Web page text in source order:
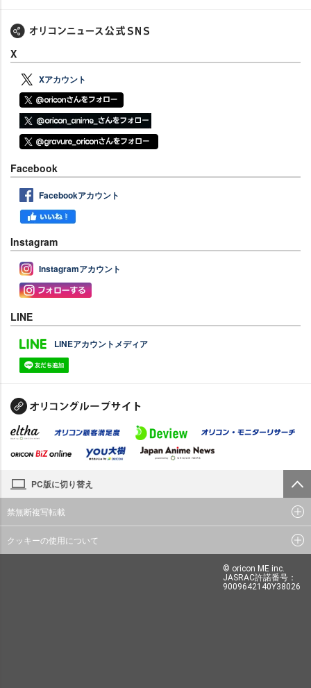
X
Xアカウント
Facebook
Facebookアカウント
Instagram
Instagramアカウント
LINE
LINEアカウントメディア
PC版に切り替え
禁無断複写転載
クッキーの使用について
© oricon ME inc.
JASRAC許諾番号：
9009642140Y38026